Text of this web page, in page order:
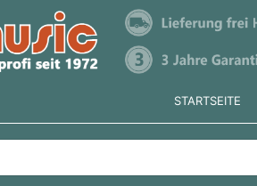
STARTSEITE
Sie tippen, erscheinen automatisch